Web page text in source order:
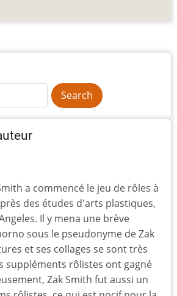
a commencé le jeu de rôles à
des études d'arts plastiques,
Il y mena une brève
sous le pseudonyme de Zak
et ses collages se sont très
suppléments rôlistes ont gagné
Zak Smith fut aussi un